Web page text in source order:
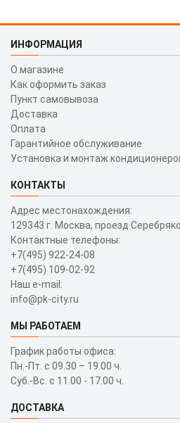
ИНФОРМАЦИЯ
О магазине
Как оформить заказ
Пункт самовывоза
Доставка
Оплата
Гарантийное обслуживание
Установка и монтаж
КОНТАКТЫ
Адрес местонахождения:
129343 г. Москва, проезд
Контактные телефоны:
+7(495) 922-24-08
+7(495) 109-02-92
Наш e-mail:
info@pk-city.ru
МЫ РАБОТАЕМ
График работы офиса:
Пн.-Пт. с 09.30 – 19.00 ч.
Суб.-Вс. с 11.00 - 17.00 ч.
ДОСТАВКА